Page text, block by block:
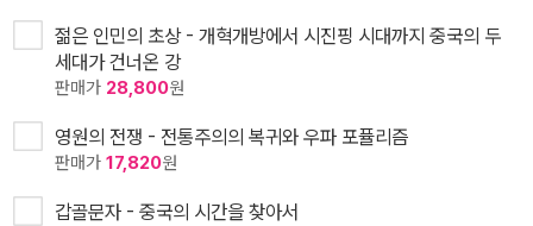
젊은 인민의 초상 - 개혁개방에서 시진핑 시대까지 중국의 두
세대가 건너온 강
판매가 28,800원
영원의 전쟁 - 전통주의의 복귀와 우파 포퓰리즘
판매가 17,820원
갑골문자 - 중국의 시간을 찾아서